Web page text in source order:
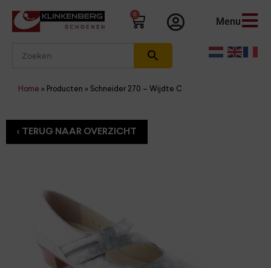
0
Menu
Home » Producten » Schneider 270 – Wijdte C